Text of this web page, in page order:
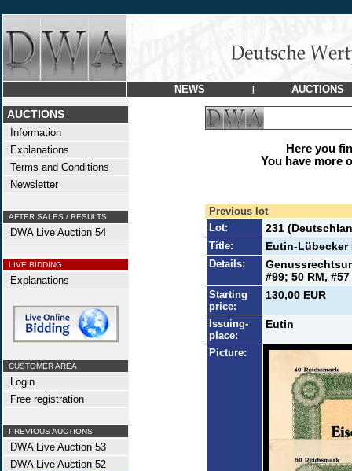
NEWS | AUCTIONS
AUCTIONS
Information
Explanations
Terms and Conditions
Newsletter
AFTER SALES / RESULTS
DWA Live Auction 54
LIVE BIDDING
Explanations
CUSTOMER AREA
Login
Free registration
PREVIOUS AUCTIONS
DWA Live Auction 53
DWA Live Auction 52
Here you
You have more
Previous lot
Lot:
231
Title: Eutin-Lübecker
Details:
#99; 50 RM,
Starting
price:
130,00 EUR
Issuing-
place:
Eutin
Picture: